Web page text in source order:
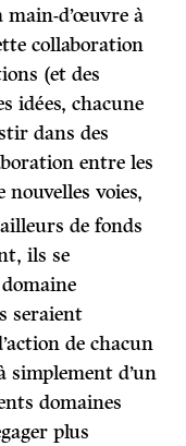
main-d’œuvre à
collaboration
(et des
idées, chacune
dans des
entre les
voies,
de fonds
ils se
seraient
de chacun
simplement d’un
domaines
plus